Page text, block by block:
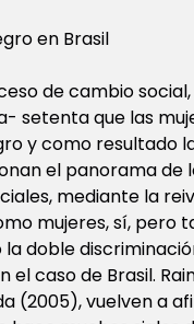
en Brasil
de cambio
setenta que las
y como resultado
el panorama de
mediante la
mujeres, sí, pero
la doble
el caso de Brasil.
(2005), vuelven a